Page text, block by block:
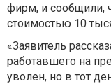
фирм, и сообщили,
стоимостью 10
«Заявитель
работавшего на
уволен, но в тот